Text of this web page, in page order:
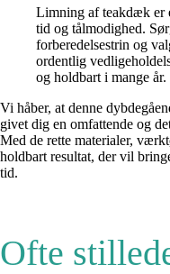
Limning af teakdæk er
tid og tålmodighed.
forberedelsestrin og
ordentlig
og holdbart i mange år.
Vi håber, at denne
givet dig en omfattende og
Med de rette materialer,
holdbart resultat, der vil
tid.
Ofte